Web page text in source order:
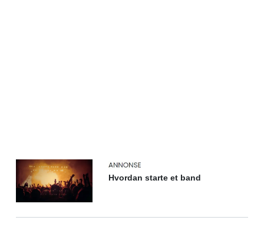
Hvordan starte et band